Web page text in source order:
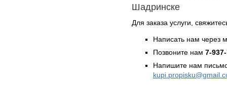
Шадринске
Для заказа услуги,
Написать нам через
Позвоните нам 7-
Напишите нам